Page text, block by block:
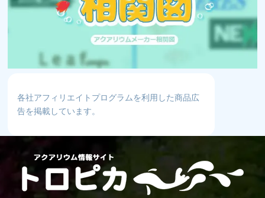
各社アフィリエイトプログラムを利用した商品広
告を掲載しています。